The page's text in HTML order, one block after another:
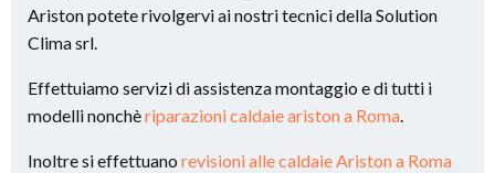
Ariston potete rivolgervi ai nostri tecnici della Solution
Clima srl.
Effettuiamo servizi di assistenza montaggio e di tutti i
modelli nonchèriparazioni caldaie ariston a Roma.
Inoltre si effettuano revisioni alle caldaie Ariston a Roma